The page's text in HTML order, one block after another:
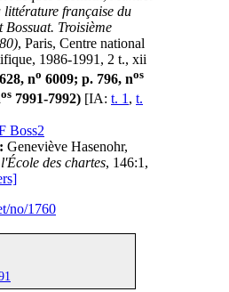
française du
Bossuat. Troisième
, Paris, Centre national
1986-1991, 2 t., xii
no 6009; p. 796, nos
os 7991-7992) [IA: t. 1 , t.
Boss2
Geneviève Hasenohr,
des chartes, 146:1,
no/1760